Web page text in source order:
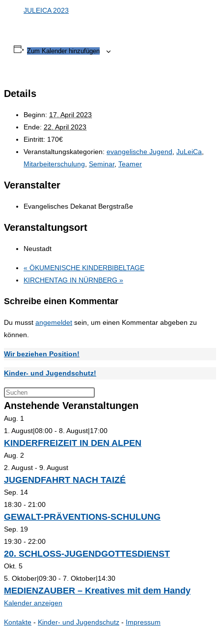
JULEICA 2023
Zum Kalender hinzufügen
Details
Beginn: 17. April 2023
Ende: 22. April 2023
Eintritt: 170€
Veranstaltungskategorien: evangelische Jugend JuLeiCa
Mitarbeiterschulung Seminar, Teamer
Veranstalter
Evangelisches Dekanat Bergstraße
Veranstaltungsort
Neustadt
« ÖKUMENISCHE KINDERBIBELTAGE
KIRCHENTAG IN NÜRNBERG »
Schreibe einen Kommentar
Du musst angemeldet sein, um einen Kommentar abgeben zu
können.
Wir beziehen Position!
Kinder- und Jugendschutz!
Escape
close
the
Anstehende Veranstaltungen
Aug. 1
1. August|08:00 - 8. August|17:00
KINDERFREIZEIT IN DEN ALPEN
Aug. 2
2. August - 9. August
JUGENDFAHRT NACH TAIZÉ
Sep. 14
18:30 - 21:00
GEWALT-PRÄVENTIONS-SCHULUNG
Sep. 19
19:30 - 22:00
20. SCHLOSS-JUGENDGOTTESDIENST
Okt. 5
5. Oktober|09:30 - 7. Oktober|14:30
MEDIENZAUBER – Kreatives mit dem Handy
Kalender anzeigen
Kontakte - Kinder- und Jugendschutz - Impressum